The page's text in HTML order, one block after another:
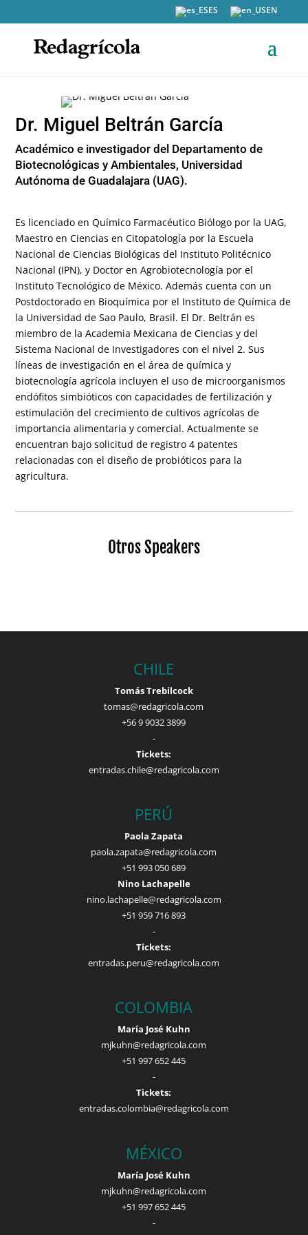
ES EN
Dr. Miguel Beltrán García
Académico e investigador del Departamento de
Biotecnológicas y Ambientales, Universidad
Autónoma de Guadalajara (UAG).
Es licenciado en Químico Farmacéutico Biólogo por la UAG,
Maestro en Ciencias en Citopatología por la Escuela
Nacional de Ciencias Biológicas del Instituto Politécnico
Nacional (IPN), y Doctor en Agrobiotecnología por el
Instituto Tecnológico de México. Además cuenta con un
Postdoctorado en Bioquímica por el Instituto de Química de
la Universidad de Sao Paulo, Brasil. El Dr. Beltrán es
miembro de la Academia Mexicana de Ciencias y del
Sistema Nacional de Investigadores con el nivel 2. Sus
líneas de investigación en el área de química y
biotecnología agrícola incluyen el uso de microorganismos
endófitos simbióticos con capacidades de fertilización y
estimulación del crecimiento de cultivos agrícolas de
importancia alimentaria y comercial. Actualmente se
encuentran bajo solicitud de registro 4 patentes
relacionadas con el diseño de probióticos para la
agricultura.
Otros Speakers
CHILE
Tomás Trebilcock
tomas@redagricola.com
+56 9 9032 3899
-
Tickets:
entradas.chile@redagricola.com
PERÚ
Paola Zapata
paola.zapata@redagricola.com
+51 993 050 689
Nino Lachapelle
nino.lachapelle@redagricola.com
+51 959 716 893
-
Tickets:
entradas.peru@redagricola.com
COLOMBIA
María José Kuhn
mjkuhn@redagricola.com
+51 997 652 445
-
Tickets:
entradas.colombia@redagricola.com
MÉXICO
María José Kuhn
mjkuhn@redagricola.com
+51 997 652 445
-